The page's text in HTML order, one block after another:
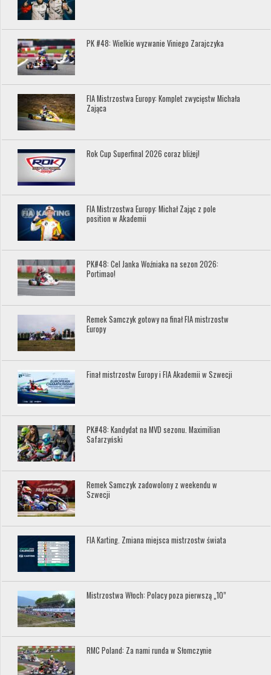
PK #48: Wielkie wyzwanie Viniego Zarajczyka
FIA Mistrzostwa Europy: Komplet zwycięstw Michała
Zająca
Rok Cup Superfinal 2026 coraz bliżej!
FIA Mistrzostwa Europy: Michał Zając z pole
position w Akademii
PK#48: Cel Janka Woźniaka na sezon 2026:
Portimao!
Remek Samczyk gotowy na finał FIA mistrzostw
Europy
Finał mistrzostw Europy i FIA Akademii w Szwecji
PK#48: Kandydat na MVD sezonu. Maximilian
Safarzyński
Remek Samczyk zadowolony z weekendu w
Szwecji
FIA Karting. Zmiana miejsca mistrzostw świata
Mistrzostwa Włoch: Polacy poza pierwszą „10”
RMC Poland: Za nami runda w Słomczynie